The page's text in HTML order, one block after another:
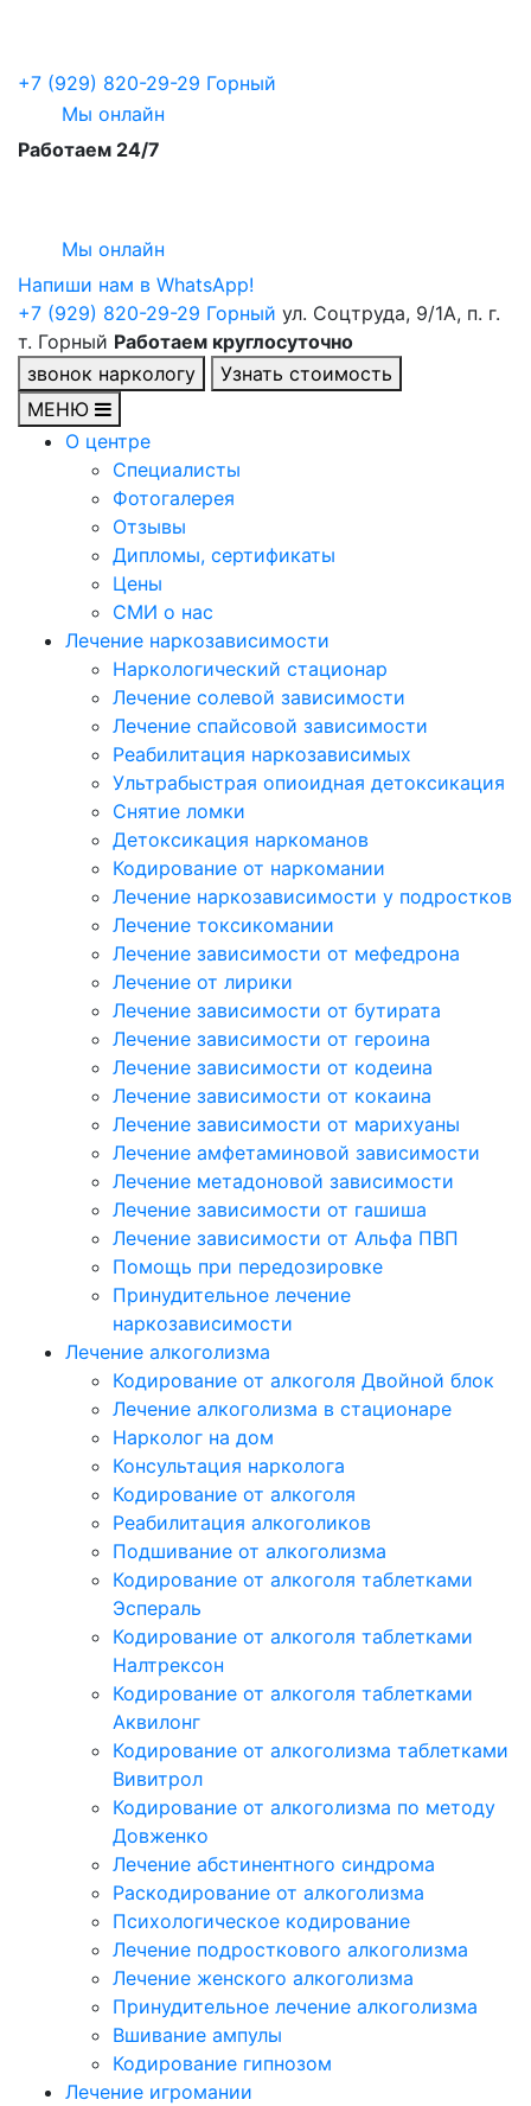
+7 (929) 820-29-29 Горный
Мы онлайн
Работаем 24/7
Мы онлайн
Напиши нам в WhatsApp!
+7 (929) 820-29-29 Горный ул. Соцтруда, 9/1А, п. г.
т. Горный Работаем круглосуточно
звонок наркологу
Узнать стоимость
МЕНЮ
О центре
Специалисты
Фотогалерея
Отзывы
Дипломы, сертификаты
Цены
СМИ о нас
Лечение наркозависимости
Наркологический стационар
Лечение солевой зависимости
Лечение спайсовой зависимости
Реабилитация наркозависимых
Ультрабыстрая опиоидная детоксикация
Снятие ломки
Детоксикация наркоманов
Кодирование от наркомании
Лечение наркозависимости у подростков
Лечение токсикомании
Лечение зависимости от мефедрона
Лечение от лирики
Лечение зависимости от бутирата
Лечение зависимости от героина
Лечение зависимости от кодеина
Лечение зависимости от кокаина
Лечение зависимости от марихуаны
Лечение амфетаминовой зависимости
Лечение метадоновой зависимости
Лечение зависимости от гашиша
Лечение зависимости от Альфа ПВП
Помощь при передозировке
Принудительное лечение
наркозависимости
Лечение алкоголизма
Кодирование от алкоголя Двойной блок
Лечение алкоголизма в стационаре
Нарколог на дом
Консультация нарколога
Кодирование от алкоголя
Реабилитация алкоголиков
Подшивание от алкоголизма
Кодирование от алкоголя таблетками
Эспераль
Кодирование от алкоголя таблетками
Налтрексон
Кодирование от алкоголя таблетками
Аквилонг
Кодирование от алкоголизма таблетками
Вивитрол
Кодирование от алкоголизма по методу
Довженко
Лечение абстинентного синдрома
Раскодирование от алкоголизма
Психологическое кодирование
Лечение подросткового алкоголизма
Лечение женского алкоголизма
Принудительное лечение алкоголизма
Вшивание ампулы
Кодирование гипнозом
Лечение игромании